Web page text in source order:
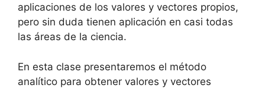
aplicaciones de los valores y vectores propios,
pero sin duda tienen aplicación en casi todas
las áreas de la ciencia.
En esta clase presentaremos el método
analítico para obtener valores y vectores